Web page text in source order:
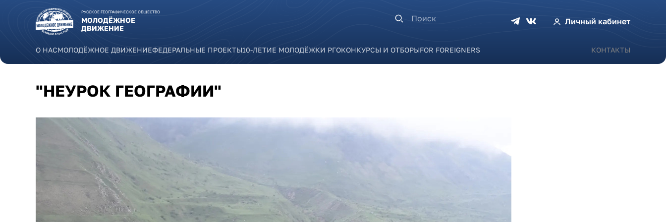
РУССКОЕ ГЕОГРАФИЧЕСКОЕ ОБЩЕСТВО
МОЛОДЁЖНОЕ
ДВИЖЕНИЕ
Личный кабинет
Форма поиска
О НАСМОЛОДЁЖНОЕ ДВИЖЕНИЕФЕДЕРАЛЬНЫЕ ПРОЕКТЫ10-ЛЕТИЕ МОЛОДЁЖКИ РГОКОНКУРСЫ И ОТБОРЫFOR FOREIGNERS КОНТАКТЫ
"НЕУРОК ГЕОГРАФИИ"